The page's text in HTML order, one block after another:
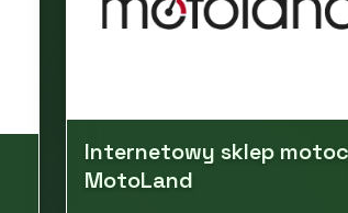
Internetowy sklep
MotoLand